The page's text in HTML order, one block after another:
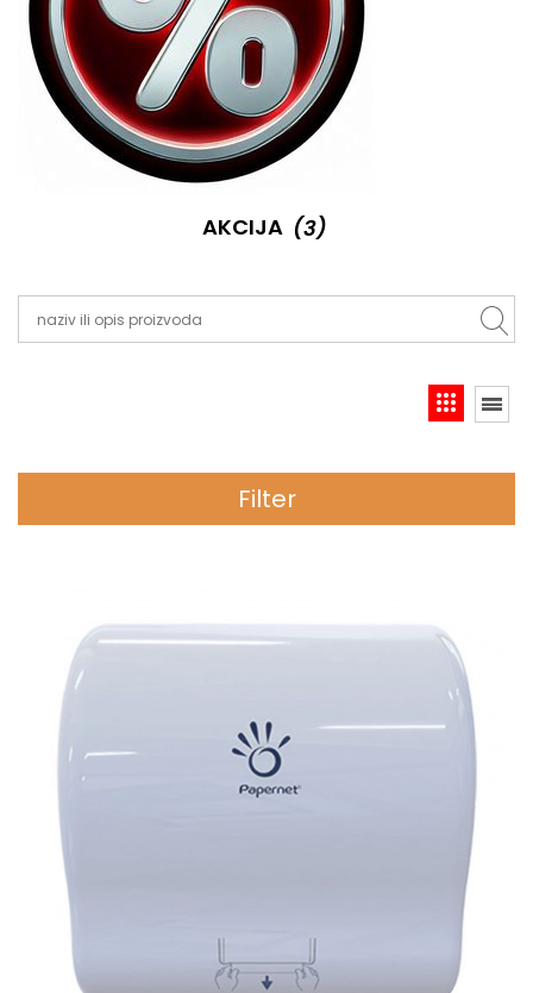
AKCIJA (3)
Filter